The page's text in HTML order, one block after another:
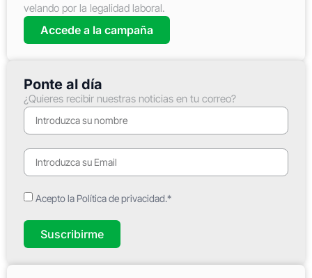
velando por la legalidad laboral.
Accede a la campaña
Ponte al día
¿Quieres recibir nuestras noticias en tu correo?
Acepto la Política de privacidad.*
Suscribirme